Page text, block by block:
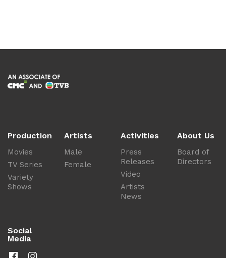
Production
Movies
TV Series
Variety
Shows
Artists
Male
Female
Activities
Press
Releases
Video
Artists
News
About Us
Board of
Directors
Social
Media